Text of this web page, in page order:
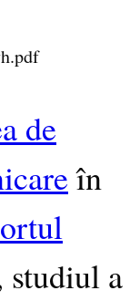
de
în
studiul a